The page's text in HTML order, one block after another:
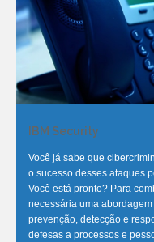
IBM Security
Você já sabe que
o sucesso desses ataques
Você está pronto? Para
necessária uma
prevenção, detecção e
defesas a processos e